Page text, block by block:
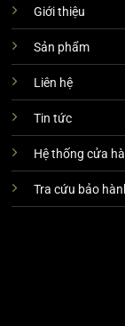
Giới thiệu
Sản phẩm
Liên hệ
Tin tức
Hệ thống cửa
Tra cứu bảo